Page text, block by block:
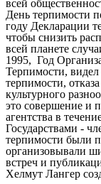
всей
День терпимости
году Декларации
чтобы снизить
всей планете
1995, Год
Терпимости,
терпимости,
культурного
это совершение и
агентства в
Государствами -
терпимости были
организовывали
встреч и
Хелмут Лангер